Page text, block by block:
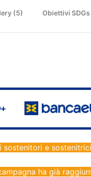
(5) Obiettivi SDGs
sostenitori e
ha già